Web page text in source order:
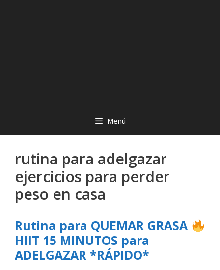
Menú
rutina para adelgazar
ejercicios para perder
peso en casa
Rutina para QUEMAR GRASA
HIIT 15 MINUTOS para
ADELGAZAR *RÁPIDO*